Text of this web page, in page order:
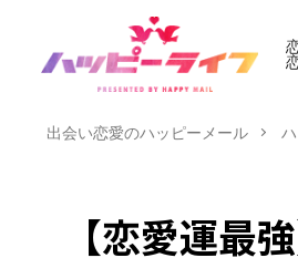
出会い恋愛のハッピーメール
【恋愛運最